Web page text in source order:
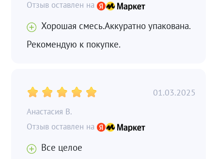
Хорошая смесь.Аккуратно упакована.
Рекомендую к покупке.
Анастасия В.
01.03.2025
Все целое